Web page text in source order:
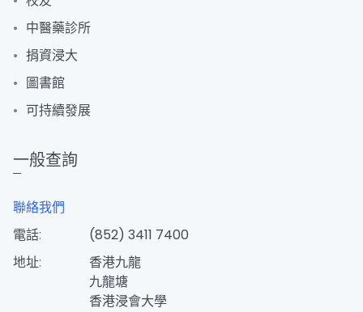
中醫藥診所
捐資浸大
圖書館
可持續發展
一般查詢
聯絡我們
電話:
(852) 3411 7400
地址:
香港九龍
九龍塘
香港浸會大學